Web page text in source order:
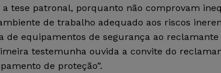
tese patronal, porquanto não comprovam
de trabalho adequado aos riscos
de equipamentos de segurança ao
testemunha ouvida a convite do
de proteção”.